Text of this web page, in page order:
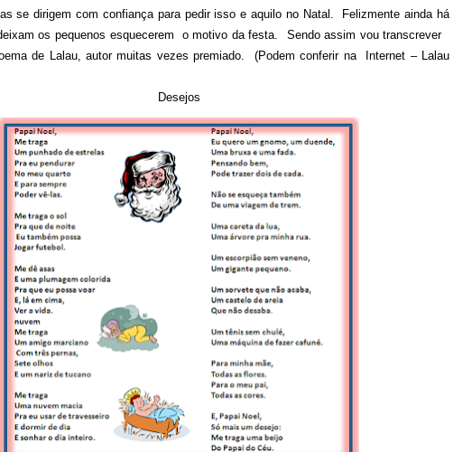
se dirigem com confiança para pedir isso e aquilo no Natal. Felizmente ainda há
os pequenos esquecerem o motivo da festa. Sendo assim vou transcrever
de Lalau, autor muitas vezes premiado. (Podem conferir na Internet – Lalau
Desejos